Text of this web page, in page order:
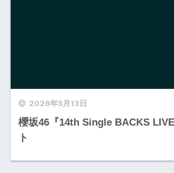
2026年5月13日
櫻坂46『14th Single BACKS
ト